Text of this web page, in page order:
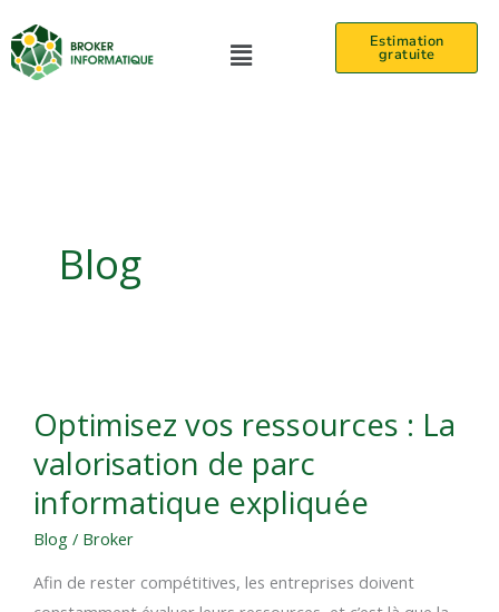
au
contenu
Menu Estimation
gratuite
Blog
Optimisez vos ressources : La
valorisation de parc
informatique expliquée
Blog/ Broker
Afin de rester compétitives, les entreprises doivent
vos
ressources
La
valorisation
de
parc